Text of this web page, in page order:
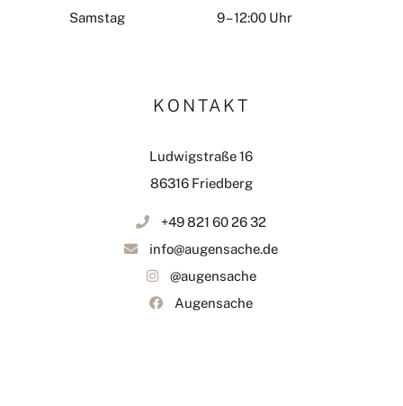
Samstag
9 – 12:00 Uhr
KONTAKT
Ludwigstraße 16
86316 Friedberg
+49 821 60 26 32
info@augensache.de
@augensache
Augensache